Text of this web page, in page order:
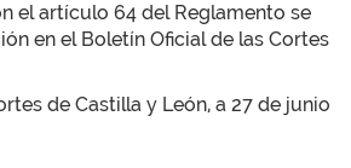
el artículo 64 del Reglamento se
en el Boletín Oficial de las Cortes
de Castilla y León, a 27 de junio